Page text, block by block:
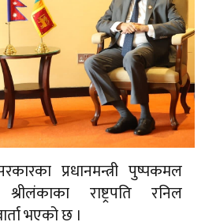
प्रधानमन्त्री पुष्पकमल
राष्ट्रपति रनिल
भएको छ ।